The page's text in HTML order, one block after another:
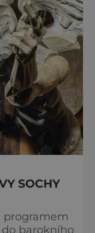
SOCHY
programem
barokního